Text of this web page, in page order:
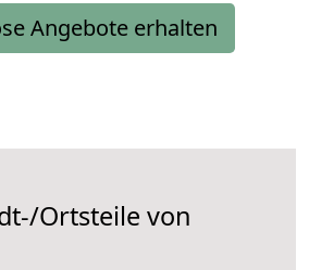
Angebote erhalten
Ortsteile von